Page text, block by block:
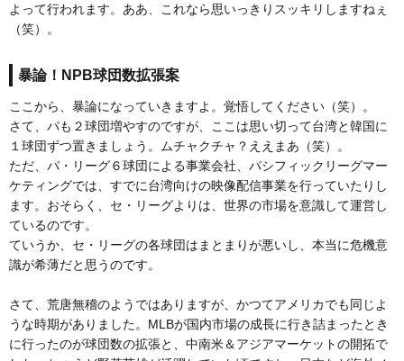
よって行われます。ああ、これなら思いっきりスッキリしますねぇ
（笑）。
暴論！NPB球団数拡張案
ここから、暴論になっていきますよ。覚悟してください（笑）。
さて、パも２球団増やすのですが、ここは思い切って台湾と韓国に
１球団ずつ置きましょう。ムチャクチャ？ええまあ（笑）。
ただ、パ・リーグ６球団による事業会社、パシフィックリーグマー
ケティングでは、すでに台湾向けの映像配信事業を行っていたりし
ます。おそらく、セ・リーグよりは、世界の市場を意識して運営し
ているのです。
ていうか、セ・リーグの各球団はまとまりが悪いし、本当に危機意
識が希薄だと思うのです。
さて、荒唐無稽のようではありますが、かつてアメリカでも同じよ
うな時期がありました。MLBが国内市場の成長に行き詰まったとき
に行ったのが球団数の拡張と、中南米＆アジアマーケットの開拓で